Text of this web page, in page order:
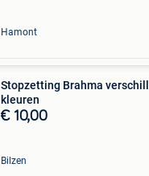
Hamont
Stopzetting Brahma
kleuren
€ 10,00
Bilzen